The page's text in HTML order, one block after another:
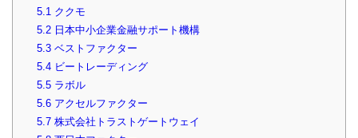
5.1 ククモ
5.2日本中小企業金融サポート機構
5.3ベストファクター
5.4ビートレーディング
5.5ラボル
5.6アクセルファクター
5.7株式会社トラストゲートウェイ